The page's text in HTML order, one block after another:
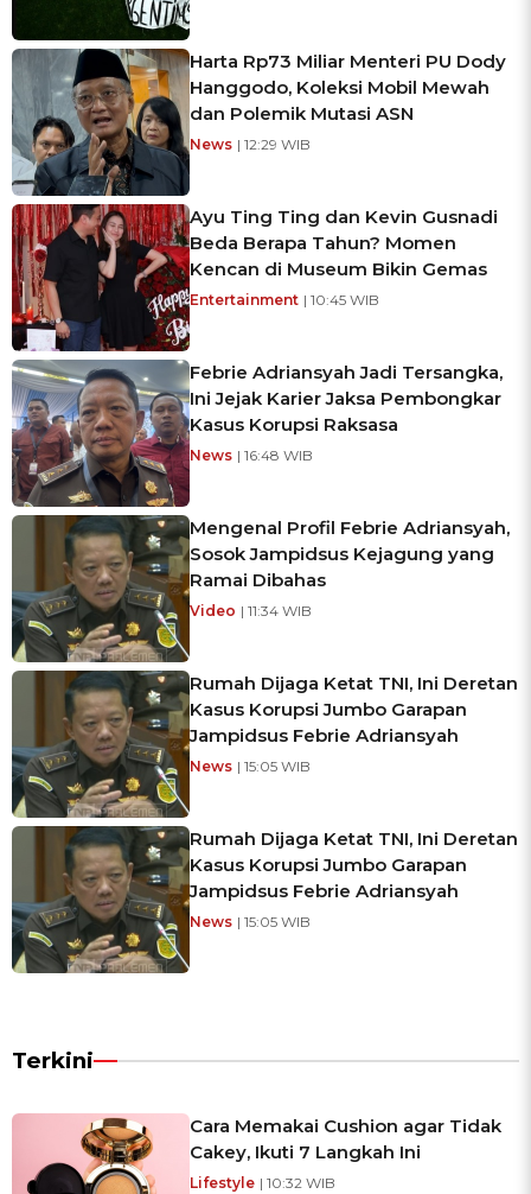
Harta Rp73 Miliar Menteri PU Dody
Hanggodo, Koleksi Mobil Mewah
dan Polemik Mutasi ASN
News | 12:29 WIB
Ayu Ting Ting dan Kevin Gusnadi
Beda Berapa Tahun? Momen
Kencan di Museum Bikin Gemas
Entertainment | 10:45 WIB
Febrie Adriansyah Jadi Tersangka,
Ini Jejak Karier Jaksa Pembongkar
Kasus Korupsi Raksasa
News | 16:48 WIB
Mengenal Profil Febrie Adriansyah,
Sosok Jampidsus Kejagung yang
Ramai Dibahas
Video | 11:34 WIB
Rumah Dijaga Ketat TNI, Ini Deretan
Kasus Korupsi Jumbo Garapan
Jampidsus Febrie Adriansyah
News | 15:05 WIB
Rumah Dijaga Ketat TNI, Ini Deretan
Kasus Korupsi Jumbo Garapan
Jampidsus Febrie Adriansyah
News | 15:05 WIB
Terkini
Cara Memakai Cushion agar Tidak
Cakey, Ikuti 7 Langkah Ini
Lifestyle | 10:32 WIB